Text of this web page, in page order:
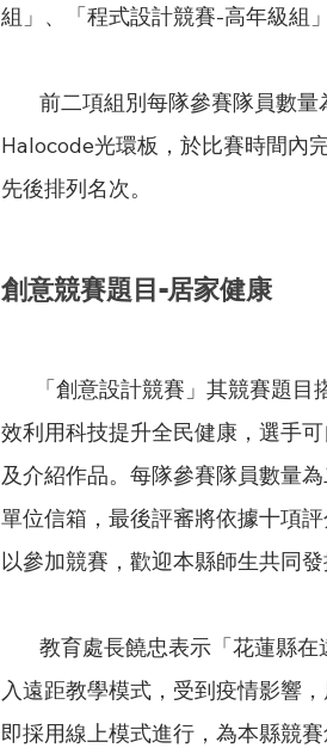
組」、「程式設計競賽-高年級組
Halocode光環板，於比賽時間內
先後排列名次。
創意競賽題目-居家健康
效利用科技提升全民健康，選手
及介紹作品。每隊參賽隊員數量
單位信箱，最後評審將依據十項
以參加競賽，歡迎本縣師生共同
入遠距教學模式，受到疫情影響
即採用線上模式進行，為本縣競